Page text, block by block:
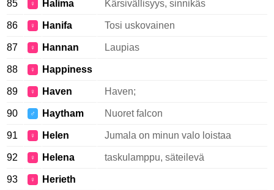
85 ♀ Halima Kärsivällisyys, sinnikäs
86 ♀ Hanifa Tosi uskovainen
87 ♀ Hannan Laupias
88 ♀ Happiness
89 ♀ Haven Haven;
90 ♂ Haytham Nuoret falcon
91 ♀ Helen Jumala on minun valo loistaa
92 ♀ Helena taskulamppu, säteilevä
93 ♀ Herieth